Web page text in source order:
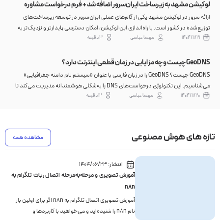
لوکیشن مشهد به زیرساخت ایران‌سرور اضافه شد + فرم درخواست مشاوره
ارائه سرور در لوکیشن مشهد یکی از گام‌های عملی ایران‌سرور در توسعه زیرساخت‌های
توزیع‌شده در کشور است. با راه‌اندازی این لوکیشن، امکان دسترسی پایدارتر و نزدیک‌تر به
زیرساخت میزبانی برای کسب‌وکارهای آنلاین شرق کشور فراهم کرده‌ایم؛ زیرساختی که در کنار
۱۴۰۴/۱۱/۲۱ مهسا عباسی ۳ دقیقه
GeoDNS چیست و چه مزایایی در زمان قطعی اینترنت دارد؟
GeoDNS چیست؟ GeoDNS را در زبان فارسی با عنوان «سیستم نام دامنه جغرافیایی»
می‌شناسیم. این تکنولوژی درخواست‌های DNS را به‌شکلی هوشمندانه مدیریت می‌کند تا
۱۴۰۴/۱۱/۲۰ مهسا عباسی ۱۲ دقیقه
تازه های هوش مصنوعی مشاهده همه
انتشار:۱۴۰۴/۰۶/۲۳
آموزش‌ تصویری و مرحله‌به‌مرحله اتصال ربات تلگرام به
n8n
آموزش تصویری اتصال تلگرام به n8n اگر برای اولین بار
نام n8n را شنیده‌اید و می‌خواهید با کاربردها و